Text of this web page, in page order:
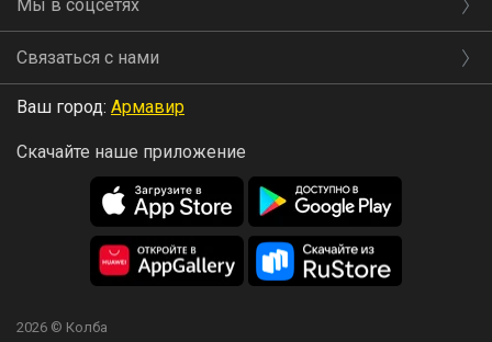
Мы в соцсетях
Связаться с нами
Ваш город: Армавир
Скачайте наше приложение
2026 © Колба